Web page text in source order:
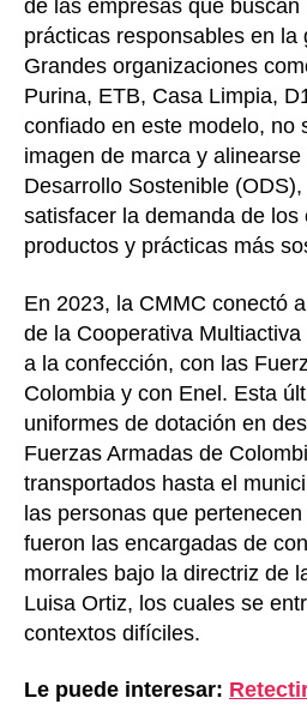
de las empresas que buscan
prácticas responsables en la
Grandes organizaciones
Purina, ETB, Casa Limpia,
confiado en este modelo, no
imagen de marca y
Desarrollo Sostenible
satisfacer la demanda de los
productos y prácticas más
En 2023, la CMMC conectó
de la Cooperativa
a la confección, con las
Colombia y con Enel. Esta
uniformes de dotación en
Fuerzas Armadas de
transportados hasta el
las personas que
fueron las encargadas de
morrales bajo la directriz de
Luisa Ortiz, los cuales se
contextos difíciles.
Le puede interesar: